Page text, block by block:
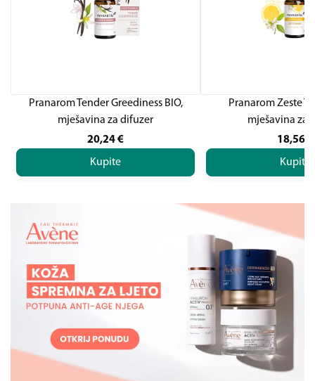
Pranarom Tender Greediness BIO,
mješavina za difuzer
20,24€
Kupite
Pranarom Zeste
mješavina za
18,56
Kupite